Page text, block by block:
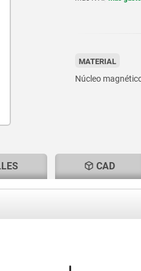
MATERIAL
Núcleo
CAD